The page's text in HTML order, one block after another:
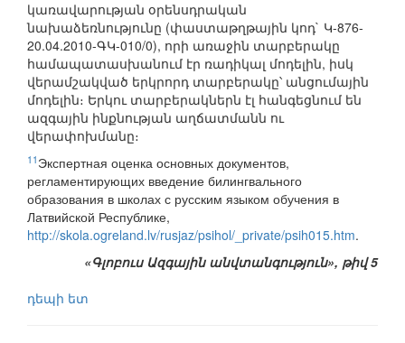
կառավարության օրենսդրական
նախաձեռնությունը (փաստաթղթային կոդ` Կ-876-
20.04.2010-ԳԿ-010/0), որի առաջին տարբերակը
համապատասխանում էր ռադիկալ մոդելին, իսկ
վերամշակված երկրորդ տարբերակը՝ անցումային
մոդելին։ Երկու տարբերակներն էլ հանգեցնում են
ազգային ինքնության աղճատմանն ու
վերափոխմանը։
11 Экспертная оценка основных документов,
регламентирующих введение билингвального
образования в школах с русским языком обучения в
Латвийской Республике,
http://skola.ogreland.lv/rusjaz/psihol/_private/psih015.htm.
«Գլոբուս Ազգային անվտանգություն», թիվ 5
դեպի ետ